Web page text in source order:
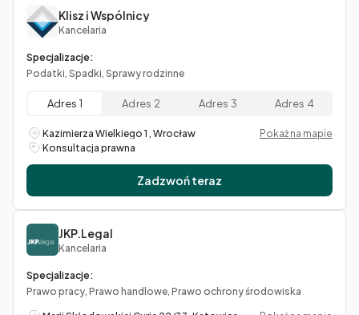
Klisz i Wspólnicy
Kancelaria
Specjalizacje:
Podatki, Spadki, Sprawy rodzinne
Adres 1 Adres 2 Adres 3 Adres 4
Kazimierza Wielkiego 1 , Wrocław
Pokaż na mapie
Konsultacja prawna
Zadzwoń teraz
JKP.Legal
Kancelaria
Specjalizacje:
Prawo pracy, Prawo handlowe, Prawo ochrony środowiska